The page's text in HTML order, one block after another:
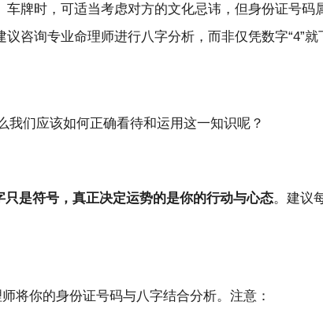
车牌时，可适当考虑对方的文化忌讳，但身份证号码
议咨询专业命理师进行八字分析，而非仅凭数字“4”就
我们应该如何正确看待和运用这一知识呢？
只是符号，真正决定运势的是你的行动与心态。建议
将你的身份证号码与八字结合分析。注意：